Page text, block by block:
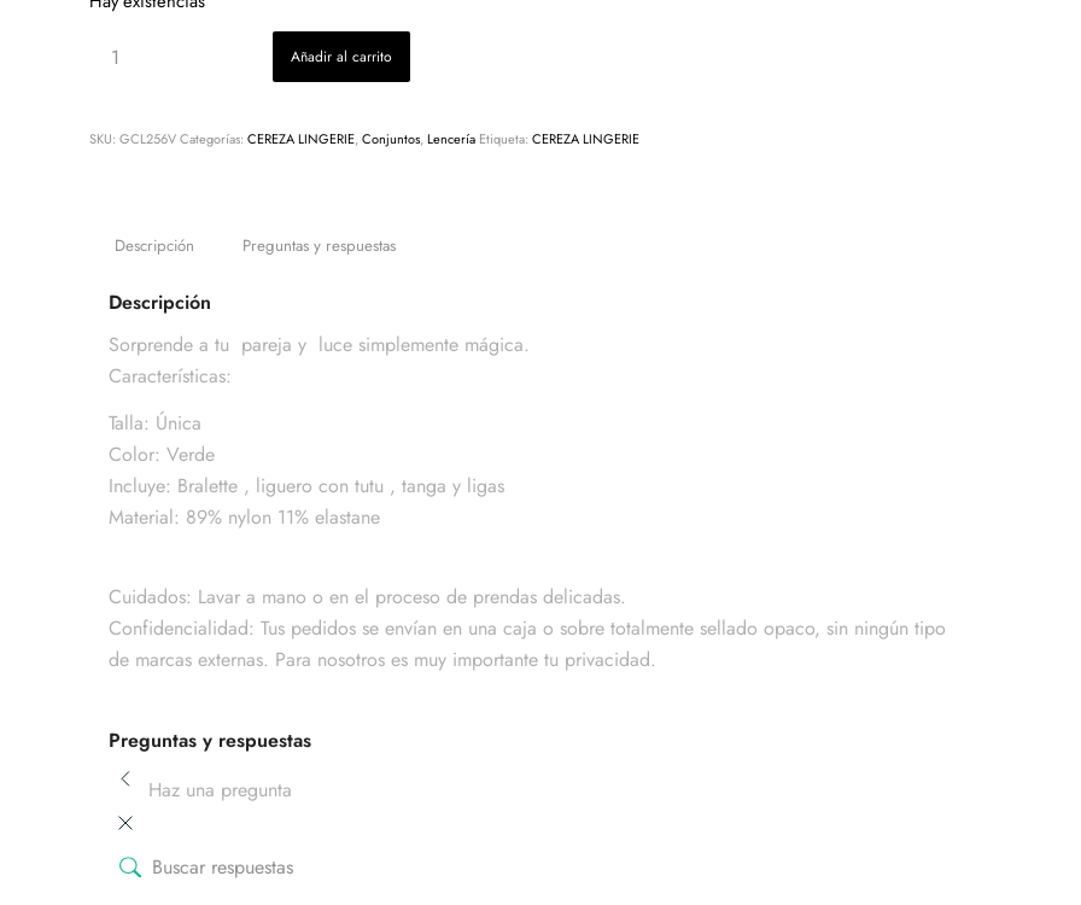
Añadir al carrito
SKU: GCL256VCategorías: CEREZA LINGERIE,Conjuntos,Lencería Etiqueta: CEREZA LINGERIE
Descripción Preguntas y respuestas
Descripción
Sorprende a tu pareja y luce simplemente mágica.
Características:
Talla: Única
Color: Verde
Incluye: Bralette , liguero con tutu , tanga y ligas
Material: 89% nylon 11% elastane
Cuidados: Lavar a mano o en el proceso de prendas delicadas.
Confidencialidad: Tus pedidos se envían en una caja o sobre totalmente sellado opaco, sin ningún tipo
de marcas externas. Para nosotros es muy importante tu privacidad.
Preguntas y respuestas
Haz una pregunta